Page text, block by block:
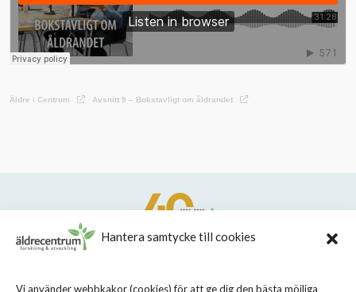
Hantera samtycke till cookies
Vi använder webbkakor (cookies) för att ge dig den bästa möjliga
Äldre i Centrum · Avsnitt 9 – Bokstavligt om åldrandet